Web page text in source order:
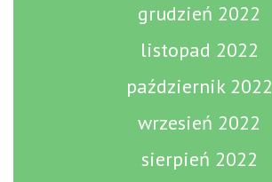
grudzień 2022
listopad 2022
październik 2022
wrzesień 2022
sierpień 2022